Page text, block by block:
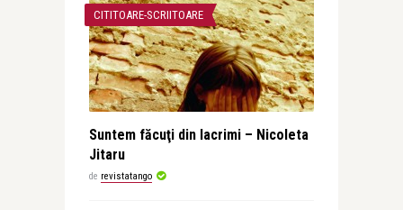
CITITOARE-SCRIITOARE
Suntem făcuţi din lacrimi – Nicoleta
Jitaru
de revistatango